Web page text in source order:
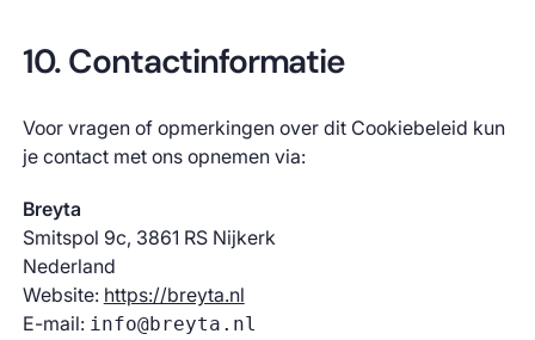
10. Contactinformatie
Voor vragen of opmerkingen over dit Cookiebeleid kun
je contact met ons opnemen via:
Breyta
Smitspol 9c, 3861 RS Nijkerk
Nederland
Website: https://breyta.nl
E-mail: info@breyta.nl